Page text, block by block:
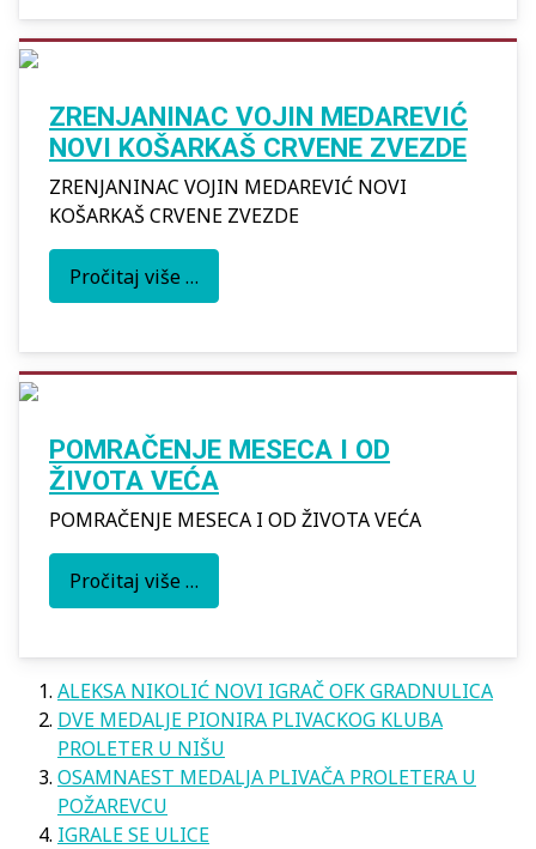
ZRENJANINAC VOJIN MEDAREVIĆ
NOVI KOŠARKAŠ CRVENE ZVEZDE
ZRENJANINAC VOJIN MEDAREVIĆ NOVI
KOŠARKAŠ CRVENE ZVEZDE
Pročitaj više …
POMRAČENJE MESECA I OD
ŽIVOTA VEĆA
POMRAČENJE MESECA I OD ŽIVOTA VEĆA
Pročitaj više …
ALEKSA NIKOLIĆ NOVI IGRAČ OFK GRADNULICA
DVE MEDALJE PIONIRA PLIVACKOG KLUBA
PROLETER U NIŠU
OSAMNAEST MEDALJA PLIVAČA PROLETERA U
POŽAREVCU
IGRALE SE ULICE